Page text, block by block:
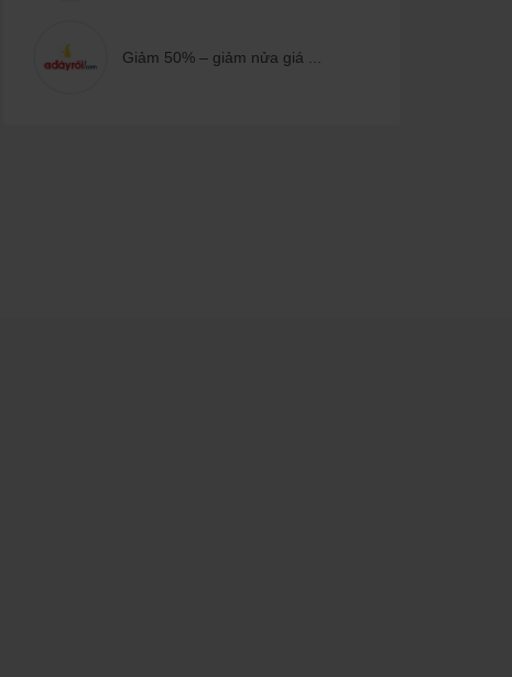
Giảm 50% – giảm nửa giá ...